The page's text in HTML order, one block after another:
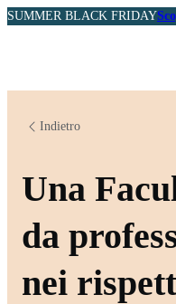
SUMMER BLACK FRIDAY
Indietro
Una
da
nei